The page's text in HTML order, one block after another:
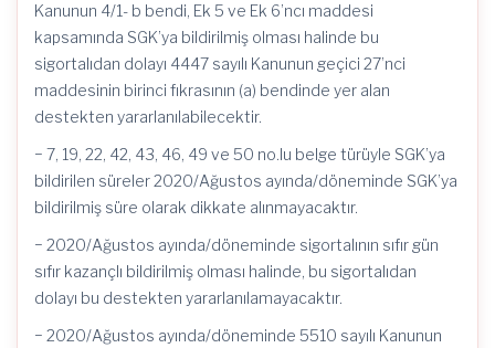
Kanunun 4/1- b bendi, Ek 5 ve Ek 6’ncı maddesi
kapsamında SGK’ya bildirilmiş olması halinde bu
sigortalıdan dolayı 4447 sayılı Kanunun geçici 27’nci
maddesinin birinci fıkrasının (a) bendinde yer alan
destekten yararlanılabilecektir.
− 7, 19, 22, 42, 43, 46, 49 ve 50 no.lu belge türüyle SGK’ya
bildirilen süreler 2020/Ağustos ayında/döneminde SGK’ya
bildirilmiş süre olarak dikkate alınmayacaktır.
− 2020/Ağustos ayında/döneminde sigortalının sıfır gün
sıfır kazançlı bildirilmiş olması halinde, bu sigortalıdan
dolayı bu destekten yararlanılamayacaktır.
− 2020/Ağustos ayında/döneminde 5510 sayılı Kanunun